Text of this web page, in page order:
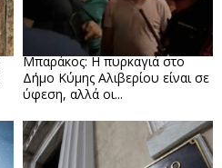
Μπαράκος: Η πυρκαγιά στο
Δήμο Κύμης Αλιβερίου είναι σε
ύφεση, αλλά οι...